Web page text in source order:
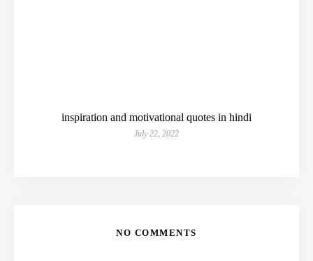
inspiration and motivational quotes in hindi
July 22, 2022
NO COMMENTS